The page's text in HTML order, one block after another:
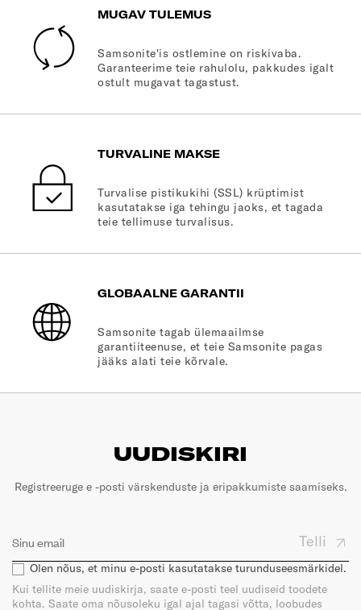
MUGAV TULEMUS
Samsonite'is ostlemine on riskivaba.
Garanteerime teie rahulolu, pakkudes igalt
ostult mugavat tagastust.
TURVALINE MAKSE
Turvalise pistikukihi (SSL) krüptimist
kasutatakse iga tehingu jaoks, et tagada
teie tellimuse turvalisus.
GLOBAALNE GARANTII
Samsonite tagab ülemaailmse
garantiiteenuse, et teie Samsonite pagas
jääks alati teie kõrvale.
UUDISKIRI
Registreeruge e -posti värskenduste ja eripakkumiste saamiseks.
Telli
Olen nõus, et minu e-posti kasutatakse turunduseesmärkidel.
Kui tellite meie uudiskirja, saate e-posti teel uudiseid toodete
kohta. Saate oma nõusoleku igal ajal tagasi võtta, loobudes